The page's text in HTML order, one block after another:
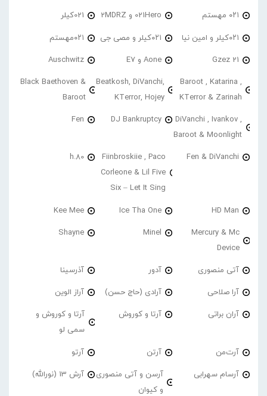
۰۲۱ مهستم 021Hero و 2MDRZ 021کیلر
۰۲۱کیلر و امین نیا ۰۲۱کیلر و مصی جی ۰۲۱مهستم
21 Gzez Aone و E7 Auschwitz
Baroot , Katarina ,
KTerror & Zarinah
Beatkosh, DiVanchi,
KTerror, Hojey
Black Baethoven &
Baroot
DiVanchi , Ivankov ,
Baroot & Moonlight
DJ Bankruptcy
Fen
Fen & DiVanchi
Fiinbroskiie , Paco
Corleone & Lil Five
Six – Let It Sing
h.80
HD Man
Ice Tha One
Kee Mee
Mercury & Mc
Device
Minel
Shayne
آتی منصوری آدور آذرسینا
آرا صلاحی آرادی (حاج حسن) آراز الوین
آران براتی آرتا و کوروش
آرتا و کوروش و
سمی لو
آرت‌من آرتن آرتو
آرسام سهرابی
آرسن و آتی منصوری
و کیوان
آرش 13 (نورالله)